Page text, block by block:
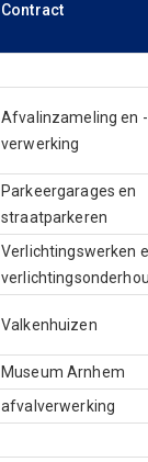
Contract
Afvalinzameling en -
verwerking
Parkeergarages en
straatparkeren
Verlichtingswerken
Valkenhuizen
Museum Arnhem
afvalverwerking